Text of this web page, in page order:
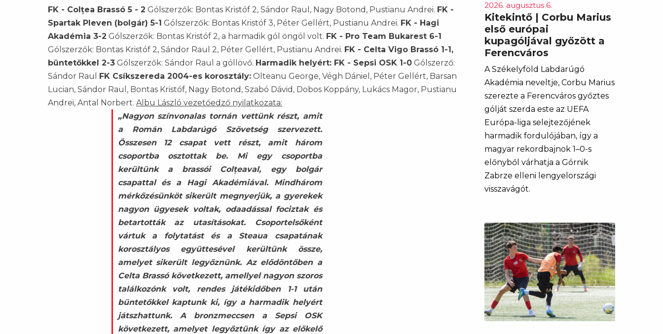
FK - Colțea Brassó 5 - 2 Gólszerzők: Bontas Kristóf 2, Sándor Raul, Nagy Botond, Pustianu Andrei. FK -
Spartak Pleven (bolgár) 5-1 Gólszerzők: Bontas Kristóf 3, Péter Gellért, Pustianu Andrei. FK - Hagi
Akadémia 3-2 Gólszerzők: Bontas Kristóf 2, a harmadik gól öngól volt. FK - Pro Team Bukarest 6-1
Gólszerzők: Bontas Kristóf 2, Sándor Raul 2, Péter Gellért, Pustianu Andrei. FK - Celta Vigo Brassó 1-1,
büntetőkkel 2-3 Gólszerzők: Sándor Raul a góllövő. Harmadik helyért: FK - Sepsi OSK 1-0 Gólszerző:
Sándor Raul FK Csíkszereda 2004-es korosztály: Olteanu George, Végh Dániel, Péter Gellért, Barsan
Lucian, Sándor Raul, Bontas Kristóf, Nagy Botond, Szabó Dávid, Dobos Koppány, Lukács Magor, Pustianu
Andrei, Antal Norbert. Albu László vezetőedző nyilatkozata:
„Nagyon színvonalas tornán vettünk részt, amit
a Román Labdarúgó Szövetség szervezett.
Összesen 12 csapat vett részt, amit három
csoportba osztottak be. Mi egy csoportba
kerültünk a brassói Colțeaval, egy bolgár
csapattal és a Hagi Akadémiával. Mindhárom
mérkőzésünköt sikerült megnyerjük, a gyerekek
nagyon ügyesek voltak, odaadással fociztak és
betartották az utasításokat. Csoportelsőként
vártuk a folytatást és a Steaua csapatának
korosztályos együttesével kerültünk össze,
amelyet sikerült legyőznünk. Az elődöntőben a
Celta Brassó következett, amellyel nagyon szoros
találkozónk volt, rendes játékidőben 1-1 után
büntetőkkel kaptunk ki, így a harmadik helyért
játszhattunk. A bronzmeccsen a Sepsi OSK
következett, amelyet legyőztünk így az előkelő
2026. augusztus 6.
Kitekintő | Corbu Marius
első európai
kupagóljával győzött a
Ferencváros
A Székelyföld Labdarúgó
Akadémia neveltje, Corbu Marius
szerezte a Ferencváros győztes
gólját szerda este az UEFA
Európa-liga selejtezőjének
harmadik fordulójában, így a
magyar rekordbajnok 1–0-s
előnyből várhatja a Górnik
Zabrze elleni lengyelországi
visszavágót.